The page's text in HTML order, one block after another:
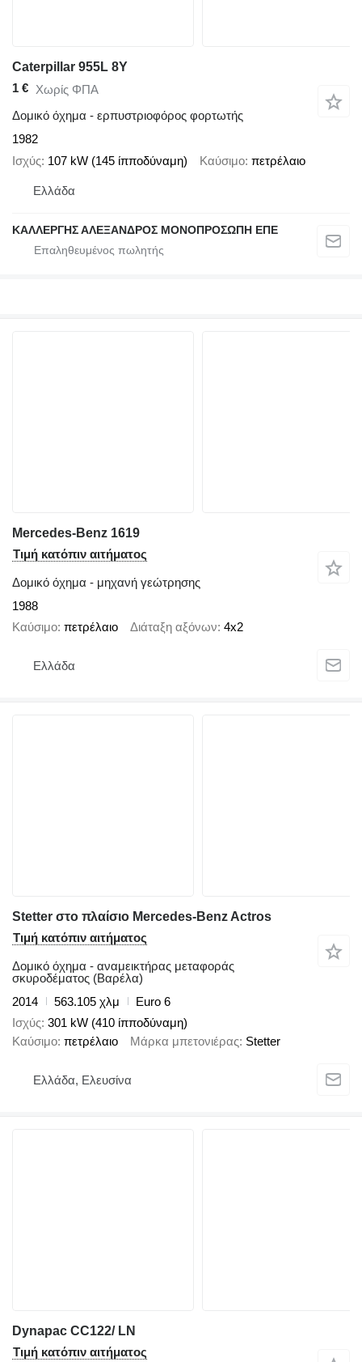
Caterpillar 955L 8Y
1 € Χωρίς ΦΠΑ
Δομικό όχημα - ερπυστριοφόρος φορτωτής
1982
Ισχύς 107 kW (145 ίπποδύναμη) Καύσιμο πετρέλαιο
Ελλάδα
ΚΑΛΛΕΡΓΗΣ ΑΛΕΞΑΝΔΡΟΣ ΜΟΝΟΠΡΟΣΩΠΗ ΕΠΕ
Mercedes-Benz 1619
Τιμή κατόπιν αιτήματος
Δομικό όχημα - μηχανή γεώτρησης
1988
Καύσιμο πετρέλαιο Διάταξη αξόνων 4x2
Ελλάδα
Stetter στο πλαίσιο Mercedes-Benz Actros
Τιμή κατόπιν αιτήματος
Δομικό όχημα - αναμεικτήρας μεταφοράς
σκυροδέματος (Βαρέλα)
2014
563.105 χλμ
Euro 6
Ισχύς 301 kW (410 ίπποδύναμη)
Καύσιμο πετρέλαιο Μάρκα μπετονιέρας Stetter
Ελλάδα, Ελευσίνα
Dynapac CC122/ LN
Τιμή κατόπιν αιτήματος